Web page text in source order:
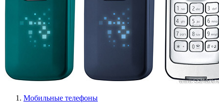
Мобильные телефоны